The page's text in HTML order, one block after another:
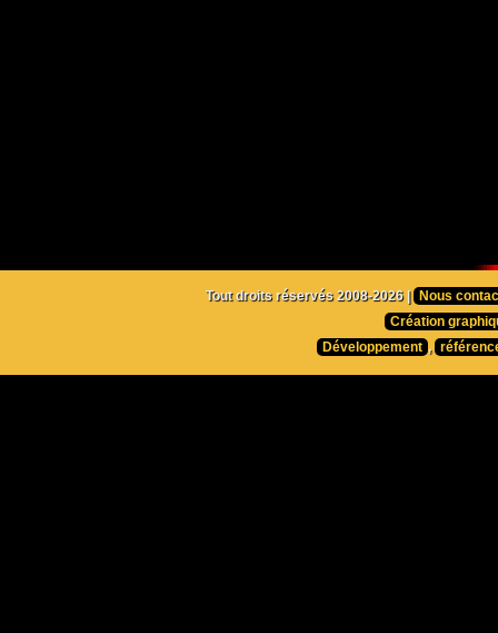
Tout droits réservés 2008-2026 |
Nous
Création
Développement ,